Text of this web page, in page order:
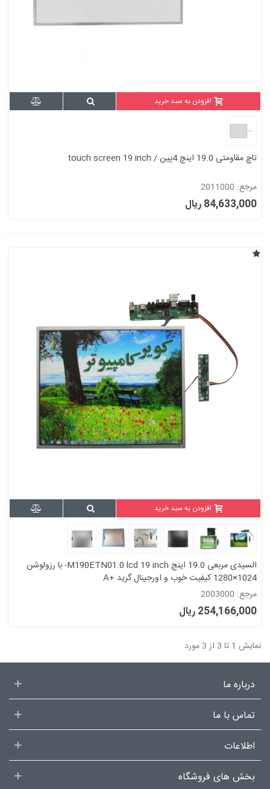
افزودن به سبد خرید
تاچ مقاومتی 19.0 اینچ 4پین / touch screen 19 inch
مرجع: 2011000
84,633,000 ریال
افزودن به سبد خرید
السیدی مربعی 19.0 اینچ M190ETN01.0 lcd 19 inch- با رزولوشن
1024×1280 کیفیت خوب و اورجینال گرید +A
مرجع: 2003000
254,166,000 ریال
نمایش 1 تا 3 از 3 مورد
درباره ما
تماس با ما
اطلاعات
بخش های فروشگاه